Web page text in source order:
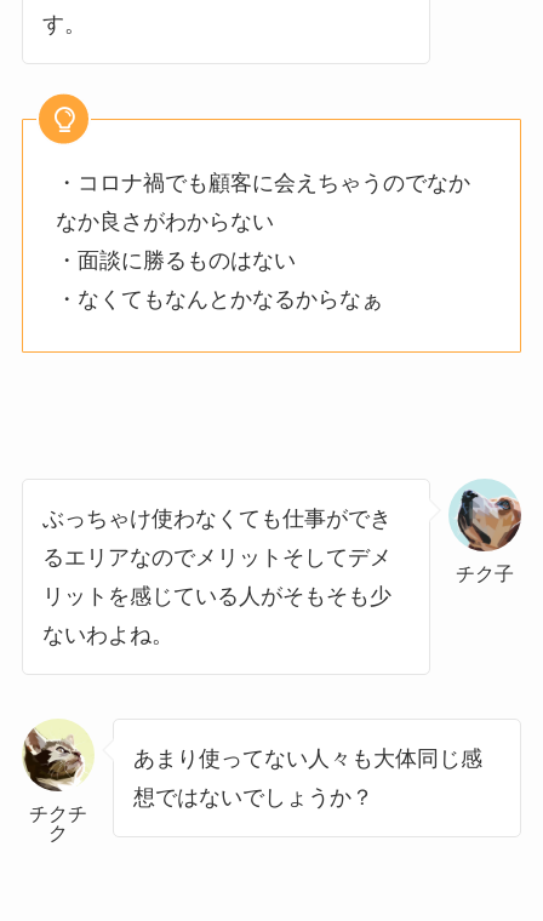
す。
・コロナ禍でも顧客に会えちゃうのでなか
なか良さがわからない
・面談に勝るものはない
・なくてもなんとかなるからなぁ
チク子
ぶっちゃけ使わなくても仕事ができ
るエリアなのでメリットそしてデメ
リットを感じている人がそもそも少
ないわよね。
チクチ
ク
あまり使ってない人々も大体同じ感
想ではないでしょうか？